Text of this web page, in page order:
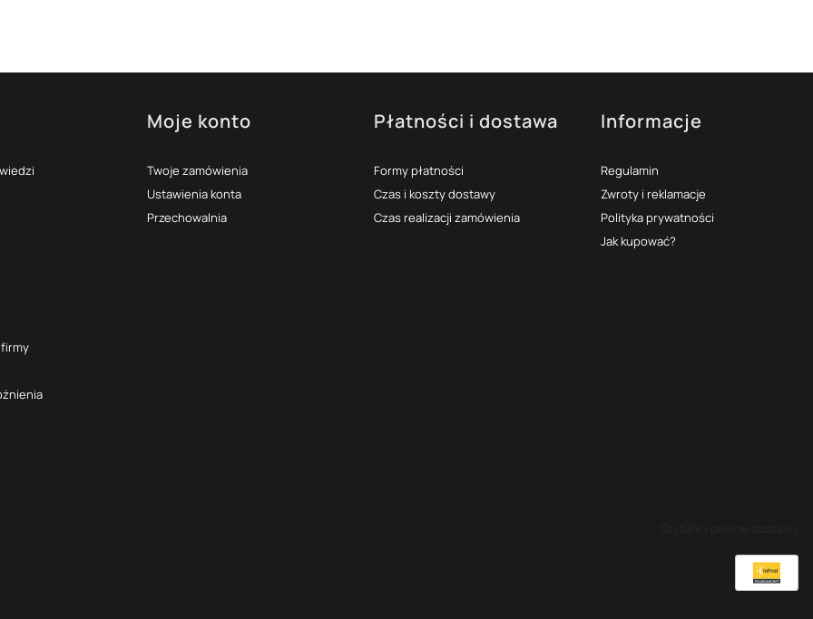
Moje konto
Twoje zamówienia
Ustawienia konta
Przechowalnia
Płatności i dostawa
Formy płatności
Czas i koszty dostawy
Czas realizacji zamówienia
Informacje
Regulamin
Zwroty i reklamacje
Polityka prywatności
Jak kupować?